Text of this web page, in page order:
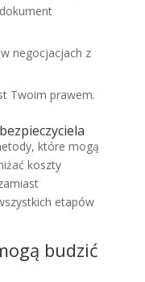
negocjacjach z
Twoim prawem.
które mogą
koszty
etapów
budzić